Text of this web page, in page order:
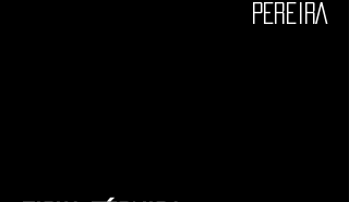
PEREIRA